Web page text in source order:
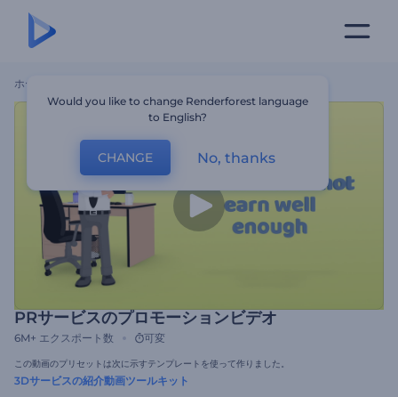
ホーム
PRサービスのプロモーションビデオ
6M+ エクスポート数 可変
この動画のプリセットは次に示すテンプレートを使って作りました。
3Dサービスの紹介動画ツールキット
Would you like to change Renderforest language
to English?
CHANGE No, thanks